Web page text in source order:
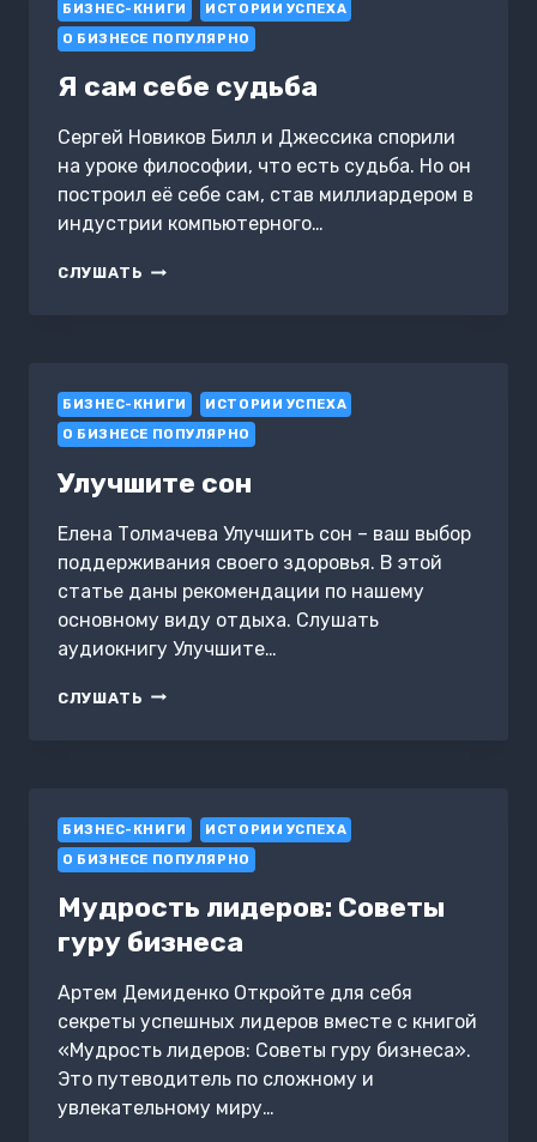
ДО
МАГАЗИНОВ
БЕЗ
ПРОДАВЦОВ.
КАК
И
«ПЯТЕРОЧКА»
ИЗМЕНИЛИ
РОССИЙСКУЮ
БИЗНЕС-КНИГИ
ИСТОРИИ УСПЕХА
О БИЗНЕСЕ ПОПУЛЯРНО
Я сам себе судьба
Сергей Новиков Билл и Джессика спорили
на уроке философии, что есть судьба. Но он
построил её себе сам, став миллиардером в
индустрии компьютерного…
СЛУШАТЬ Я
БИЗНЕС-КНИГИ
ИСТОРИИ УСПЕХА
О БИЗНЕСЕ ПОПУЛЯРНО
Улучшите сон
Елена Толмачева Улучшить сон – ваш выбор
поддерживания своего здоровья. В этой
статье даны рекомендации по нашему
основному виду отдыха. Слушать
аудиокнигу Улучшите…
СЛУШАТЬ УЛУЧШИТЕ
БИЗНЕС-КНИГИ
ИСТОРИИ УСПЕХА
О БИЗНЕСЕ ПОПУЛЯРНО
Мудрость лидеров: Советы
гуру бизнеса
Артем Демиденко Откройте для себя
секреты успешных лидеров вместе с книгой
«Мудрость лидеров: Советы гуру бизнеса».
Это путеводитель по сложному и
увлекательному миру…